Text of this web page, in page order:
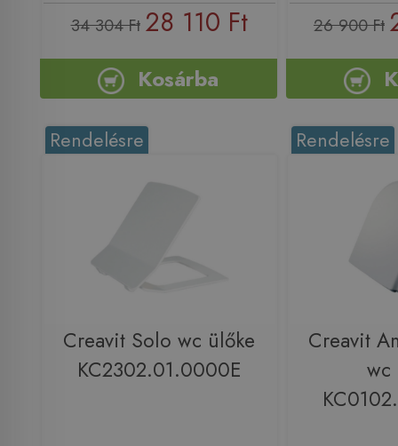
34 304 Ft 28 110 Ft
Kosárba
26 900 Ft
Rendelésre
Creavit Solo wc ülőke
KC2302.01.0000E
Rendelésre
Creavit
wc